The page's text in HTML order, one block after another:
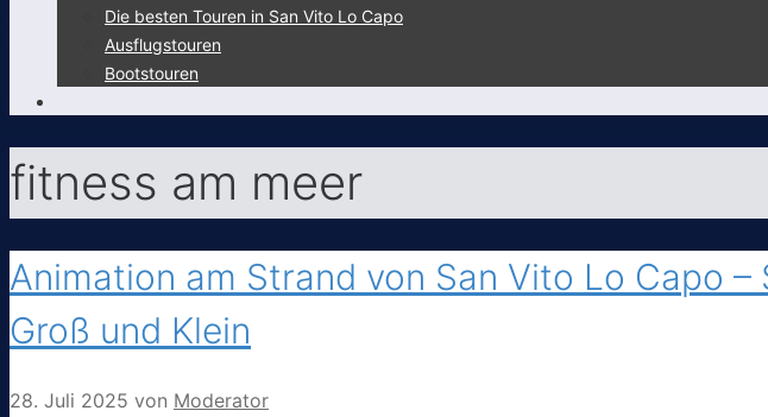
Die besten Touren in San Vito Lo Capo
Ausflugstouren
Bootstouren
fitness am meer
Animation am Strand von San Vito Lo Capo
Groß und Klein
28. Juli 2025 von Moderator